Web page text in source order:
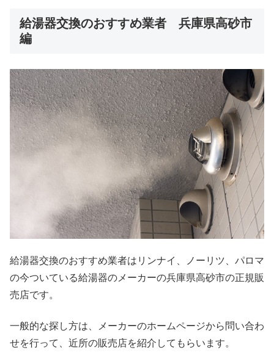
給湯器交換のおすすめ業者 兵庫県高砂市
編
給湯器交換のおすすめ業者はリンナイ、ノーリツ、パロマ
の今ついている給湯器のメーカーの兵庫県高砂市の正規販
売店です。
一般的な探し方は、メーカーのホームページから問い合わ
せを行って、近所の販売店を紹介してもらいます。